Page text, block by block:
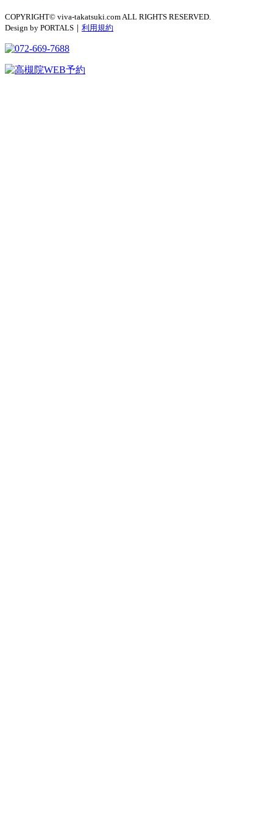
COPYRIGHT© viva-takatsuki.com ALL RIGHTS RESERVED.
Design by PORTALS｜ 利用規約